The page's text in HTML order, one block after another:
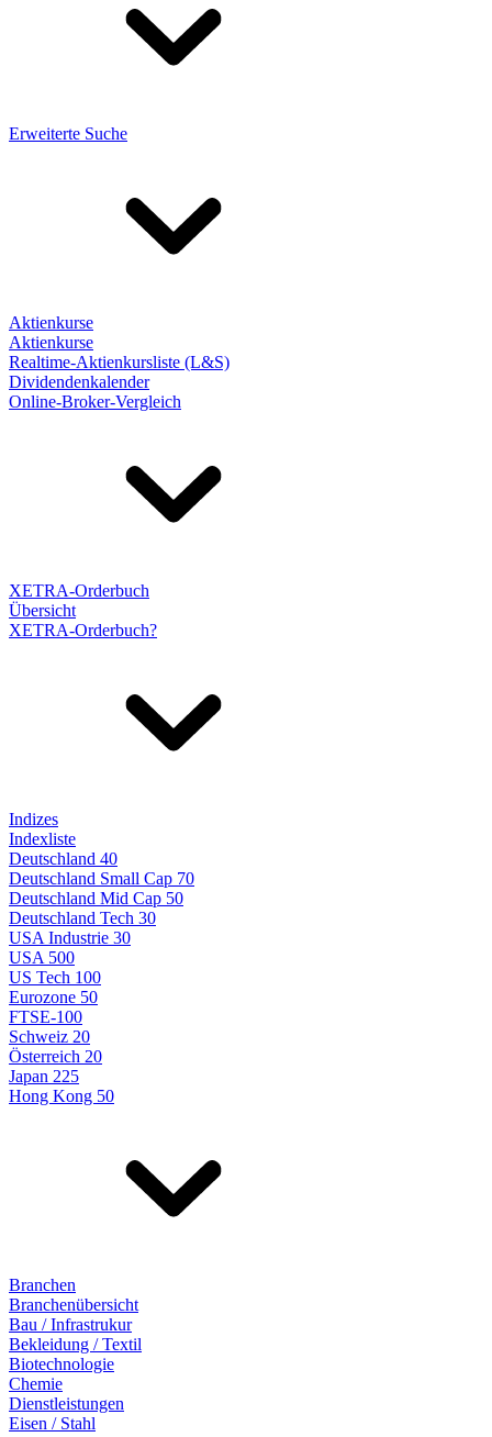
Erweiterte Suche
Aktienkurse
Aktienkurse
Realtime-Aktienkursliste (L&S)
Dividendenkalender
Online-Broker-Vergleich
XETRA-Orderbuch
Übersicht
XETRA-Orderbuch?
Indizes
Indexliste
Deutschland 40
Deutschland Small Cap 70
Deutschland Mid Cap 50
Deutschland Tech 30
USA Industrie 30
USA 500
US Tech 100
Eurozone 50
FTSE-100
Schweiz 20
Österreich 20
Japan 225
Hong Kong 50
Branchen
Branchenübersicht
Bau / Infrastrukur
Bekleidung / Textil
Biotechnologie
Chemie
Dienstleistungen
Eisen / Stahl